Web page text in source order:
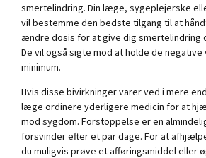
smertelindring. Din læge, sygeplejerske
vil bestemme den bedste tilgang til at
ændre dosis for at give dig smertelindring
De vil også sigte mod at holde de
minimum.
Hvis disse bivirkninger varer ved i mere
læge ordinere yderligere medicin for at
mod sygdom. Forstoppelse er en
forsvinder efter et par dage. For at
du muligvis prøve et afføringsmiddel eller